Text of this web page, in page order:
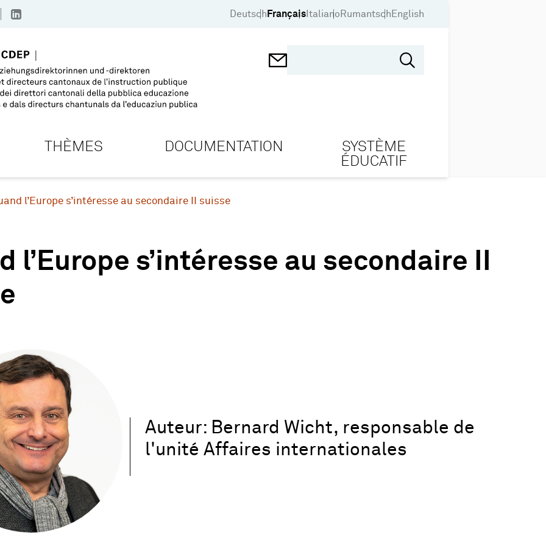
Deutsch Français Italiano Rumantsch English
THÈMES DOCUMENTATION
SYSTÈME
ÉDUCATIF
l’Europe s’intéresse au secondaire II suisse
l’Europe s’intéresse au secondaire II
Auteur: Bernard Wicht, responsable de
l'unité Affaires internationales